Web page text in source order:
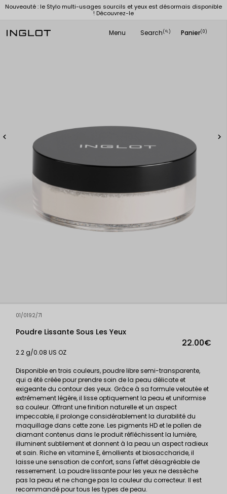
Nouveauté : le Stylo multi-usages sourcils et yeux est désormais disponible
! Découvrez-le
Menu Search(
search ) Panier(0)
 
01/0192/71
Poudre Lissante Sous Les Yeux
22.00€
2.2 g/0.08 US OZ
Disponible en trois couleurs, poudre libre semi-transparente,
qui a été créée pour prendre soin de la peau délicate et
exigeante du contour des yeux. Grâce à sa formule veloutée et
extrêmement légère, il lisse optiquement la peau et uniformise
sa couleur. Offrant une finition naturelle et un aspect
impeccable, il prolonge considérablement la durabilité du
maquillage dans cette zone. Les pigments HD et le pollen de
diamant contenus dans le produit réfléchissent la lumière,
illuminent subtilement et donnent à la peau un aspect radieux
et sain. Riche en vitamine E, émollients et biosaccharide, il
laisse une sensation de confort, sans l'effet désagréable de
resserrement. La poudre lissante pour les yeux ne dessèche
pas la peau et ne change pas la couleur du correcteur. Il est
recommandé pour tous les types de peau.